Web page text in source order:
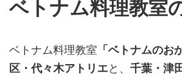
ベトナム料理教室
ベトナム料理教室 「ベトナムのお
区・代々木アトリエと、 千葉・津